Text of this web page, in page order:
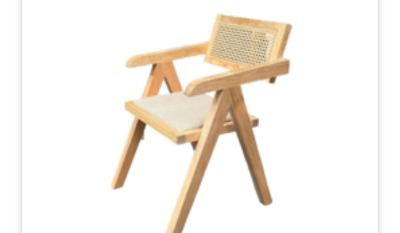
SILLA PIERRE NATURAL